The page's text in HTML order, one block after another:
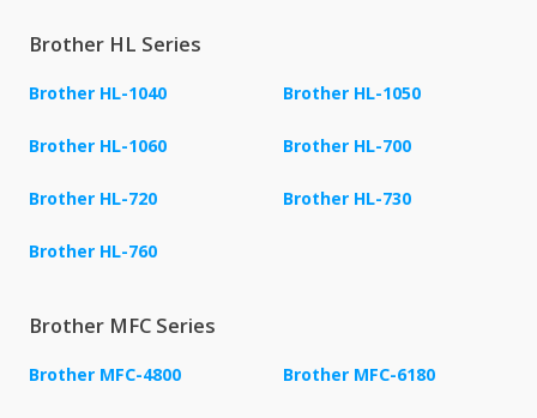
Brother HL Series
Brother HL-1040 Brother HL-1050
Brother HL-1060 Brother HL-700
Brother HL-720 Brother HL-730
Brother HL-760
Brother MFC Series
Brother MFC-4800 Brother MFC-6180